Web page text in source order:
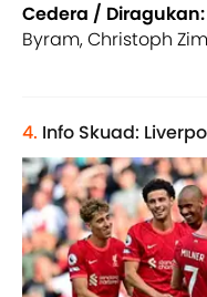
Cedera / Diragukan:
Byram, Christoph
4. Info Skuad: